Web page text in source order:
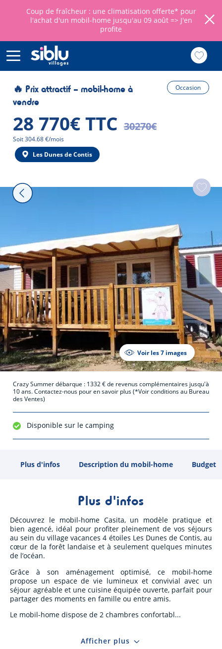
contenu
principal
Coup de fraîcheur : une climatisation offerte* pour
l'achat d'un mobil-home jusqu'au 09 août => J'en
profite
Occasion
🔥 Prix attractif – mobil-home à
vendre
28 770€ TTC 30270€
Mensualité
Soit 304.68 €/mois
Les Dunes de Contis
Voir les 7 images
Crazy Summer débarque : 1332 € de revenus complémentaires jusqu'à
10 ans. Contactez-nous pour en savoir plus (*Voir conditions au Bureau
des Ventes)
Disponible sur le camping
Plus d'infos Description du mobil-home Budget
Plus d'infos
Découvrez le mobil-home Casita, un modèle pratique et
bien agencé, idéal pour profiter pleinement de vos séjours
au sein du village vacances 4 étoiles Les Dunes de Contis, au
cœur de la forêt landaise et à seulement quelques minutes
de l’océan.
Grâce à son aménagement optimisé, ce mobil-home
propose un espace de vie lumineux et convivial avec un
séjour agréable et une cuisine équipée ouverte, parfait pour
partager des moments en famille ou entre amis.
Le mobil-home dispose de 2 chambres confortabl
Afficher plus